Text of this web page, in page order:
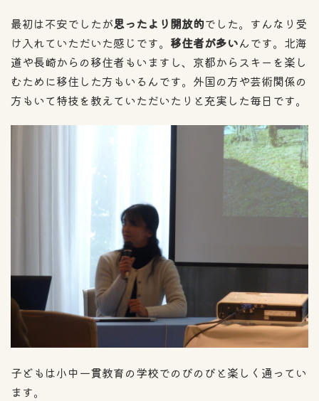
最初は不安でしたが思ったより開放的でした。すんなり受
け入れていただいた感じです。 移住者が多いんです。北海
道や長崎からの移住者もいますし、京都からスキーを楽し
むために移住した方もいるんです。外国の方や芸術関係の
方もいて特技を教えていただいたりと充実した毎日です。
子どもは小中一貫教育の学校でのびのびと楽しく通ってい
ます。